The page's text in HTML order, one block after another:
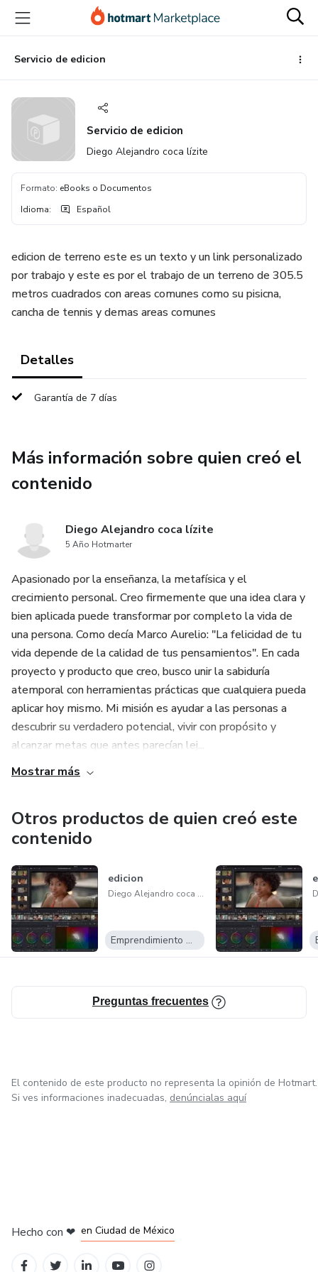
principal
página
de
página
Servicio de edicion
Servicio de edicion
Diego Alejandro coca lízite
Formato: eBooks o Documentos
Idioma: Español
edicion de terreno este es un texto y un link personalizado
por trabajo y este es por el trabajo de un terreno de 305.5
metros cuadrados con areas comunes como su pisicna,
cancha de tennis y demas areas comunes
Detalles
Garantía de 7 días
Más información sobre quien creó el
contenido
Diego Alejandro coca lízite
5 Año Hotmarter
Apasionado por la enseñanza, la metafísica y el
crecimiento personal. Creo firmemente que una idea clara y
bien aplicada puede transformar por completo la vida de
una persona. Como decía Marco Aurelio: "La felicidad de tu
vida depende de la calidad de tus pensamientos". En cada
proyecto y producto que creo, busco unir la sabiduría
atemporal con herramientas prácticas que cualquiera pueda
aplicar hoy mismo. Mi misión es ayudar a las personas a
descubrir su verdadero potencial, vivir con propósito y
alcanzar metas que antes parecían lej...
Mostrar más
Otros productos de quien creó este
contenido
edicion
Diego Alejandro coca lízite
Emprendimiento Digital
Preguntas frecuentes
El contenido de este producto no representa la opinión de Hotmart.
Si ves informaciones inadecuadas, denúncialas aquí
Hecho con ❤ en Ciudad de México